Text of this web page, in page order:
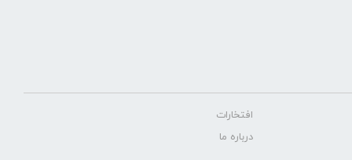
افتخارات
درباره ما